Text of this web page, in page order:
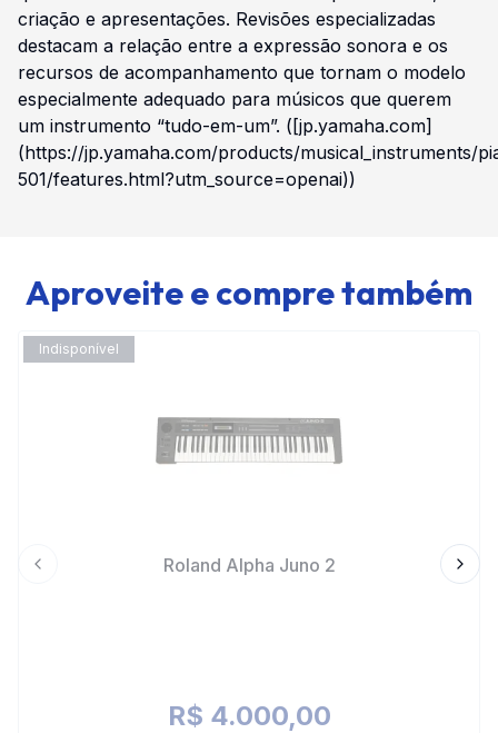
criação e apresentações. Revisões especializadas
destacam a relação entre a expressão sonora e os
recursos de acompanhamento que tornam o modelo
especialmente adequado para músicos que querem
um instrumento “tudo-em-um”. ([jp.yamaha.com]
(https://jp.yamaha.com/products/musical_instruments/
501/features.html?utm_source=openai))
Aproveite e compre também
Indisponível
Roland Alpha Juno 2
R$ 4.000,00
Previous slide